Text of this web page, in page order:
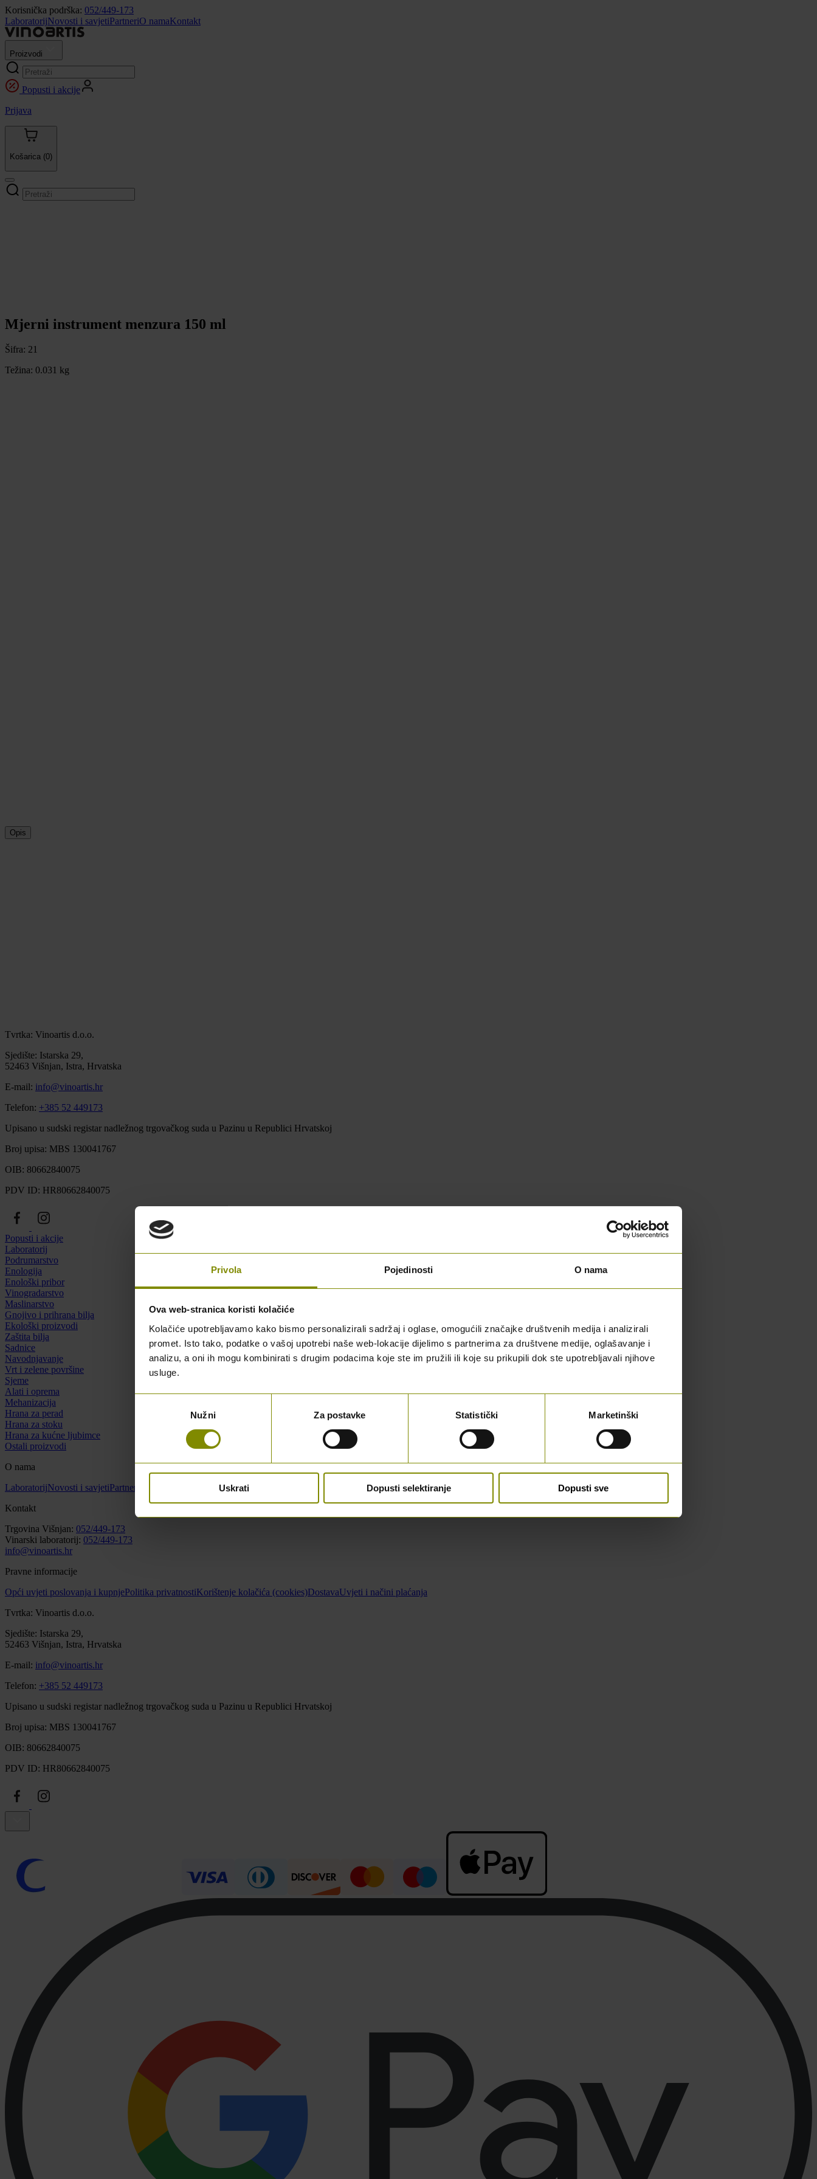
Privola Pojedinosti O nama
Ova web-stranica koristi kolačiće
Kolačiće upotrebljavamo kako bismo personalizirali sadržaj i oglase, omogućili značajke društvenih medija i analizirali
promet. Isto tako, podatke o vašoj upotrebi naše web-lokacije dijelimo s partnerima za društvene medije, oglašavanje i
analizu, a oni ih mogu kombinirati s drugim podacima koje ste im pružili ili koje su prikupili dok ste upotrebljavali njihove
usluge.
Nužni Za postavke Statistički Marketinški
Uskrati Dopusti selektiranje Dopusti sve
Korisnička podrška: 052/449-173
LaboratorijNovosti i savjetiPartneriO namaKontakt
Proizvodi
Popusti i akcije
Prijava
Košarica (0)
Mjerni instrument menzura 150 ml
Šifra: 21
Težina: 0.031 kg
Opis
Tvrtka: Vinoartis d.o.o.
Sjedište: Istarska 29,
52463 Višnjan, Istra, Hrvatska
E-mail: info@vinoartis.hr
Telefon: +385 52 449173
Upisano u sudski registar nadležnog trgovačkog suda u Pazinu u Republici Hrvatskoj
Broj upisa: MBS 130041767
OIB: 80662840075
PDV ID: HR80662840075
Popusti i akcije
Laboratorij
Podrumarstvo
Enologija
Enološki pribor
Vinogradarstvo
Maslinarstvo
Gnojivo i prihrana bilja
Ekološki proizvodi
Zaštita bilja
Sadnice
Navodnjavanje
Vrt i zelene površine
Sjeme
Alati i oprema
Mehanizacija
Hrana za perad
Hrana za stoku
Hrana za kućne ljubimce
Ostali proizvodi
O nama
LaboratorijNovosti i savjetiPartneri
Kontakt
Trgovina Višnjan: 052/449-173
Vinarski laboratorij: 052/449-173
info@vinoartis.hr
Pravne informacije
Opći uvjeti poslovanja i kupnjePolitika privatnostiKorištenje kolačića (cookies)DostavaUvjeti i načini plaćanja
Tvrtka: Vinoartis d.o.o.
Sjedište: Istarska 29,
52463 Višnjan, Istra, Hrvatska
E-mail: info@vinoartis.hr
Telefon: +385 52 449173
Upisano u sudski registar nadležnog trgovačkog suda u Pazinu u Republici Hrvatskoj
Broj upisa: MBS 130041767
OIB: 80662840075
PDV ID: HR80662840075